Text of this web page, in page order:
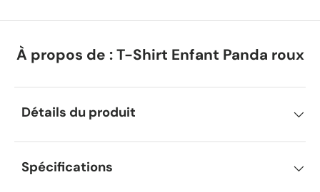
À propos de : T-Shirt Enfant Panda roux
Détails du produit
Spécifications